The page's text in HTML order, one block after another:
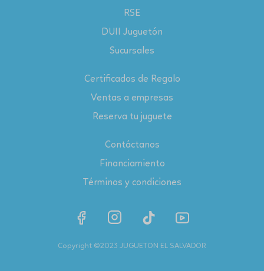
RSE
DUII Juguetón
Sucursales
Certificados de Regalo
Ventas a empresas
Reserva tu juguete
Contáctanos
Financiamiento
Términos y condiciones
Copyright ©2023 JUGUETON EL SALVADOR